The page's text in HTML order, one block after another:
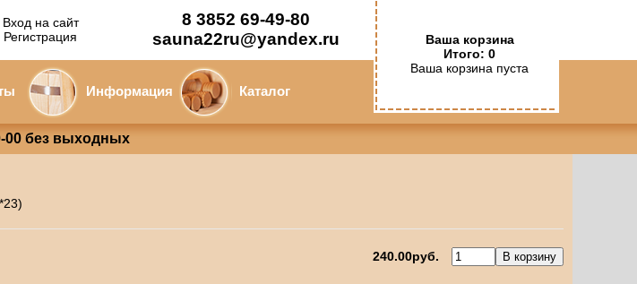
Вход на сайт
Регистрация
8 3852 69-49-80
sauna22ru@yandex.ru
Информация Каталог
Ваша корзина
Итого: 0
Ваша корзина пуста
00 без выходных
240.00руб.